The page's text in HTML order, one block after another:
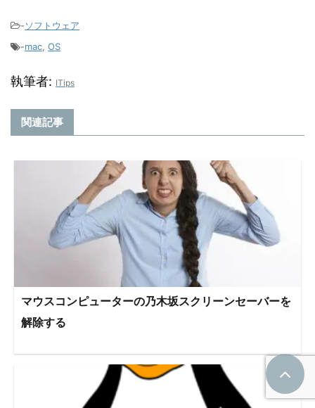
-ソフトウェア
-mac, OS
執筆者: ITips
関連記事
マウスコンピューターの乃木坂スクリーンセーバーを
解除する